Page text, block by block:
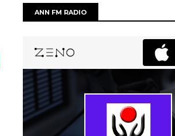
ANN FM RADIO